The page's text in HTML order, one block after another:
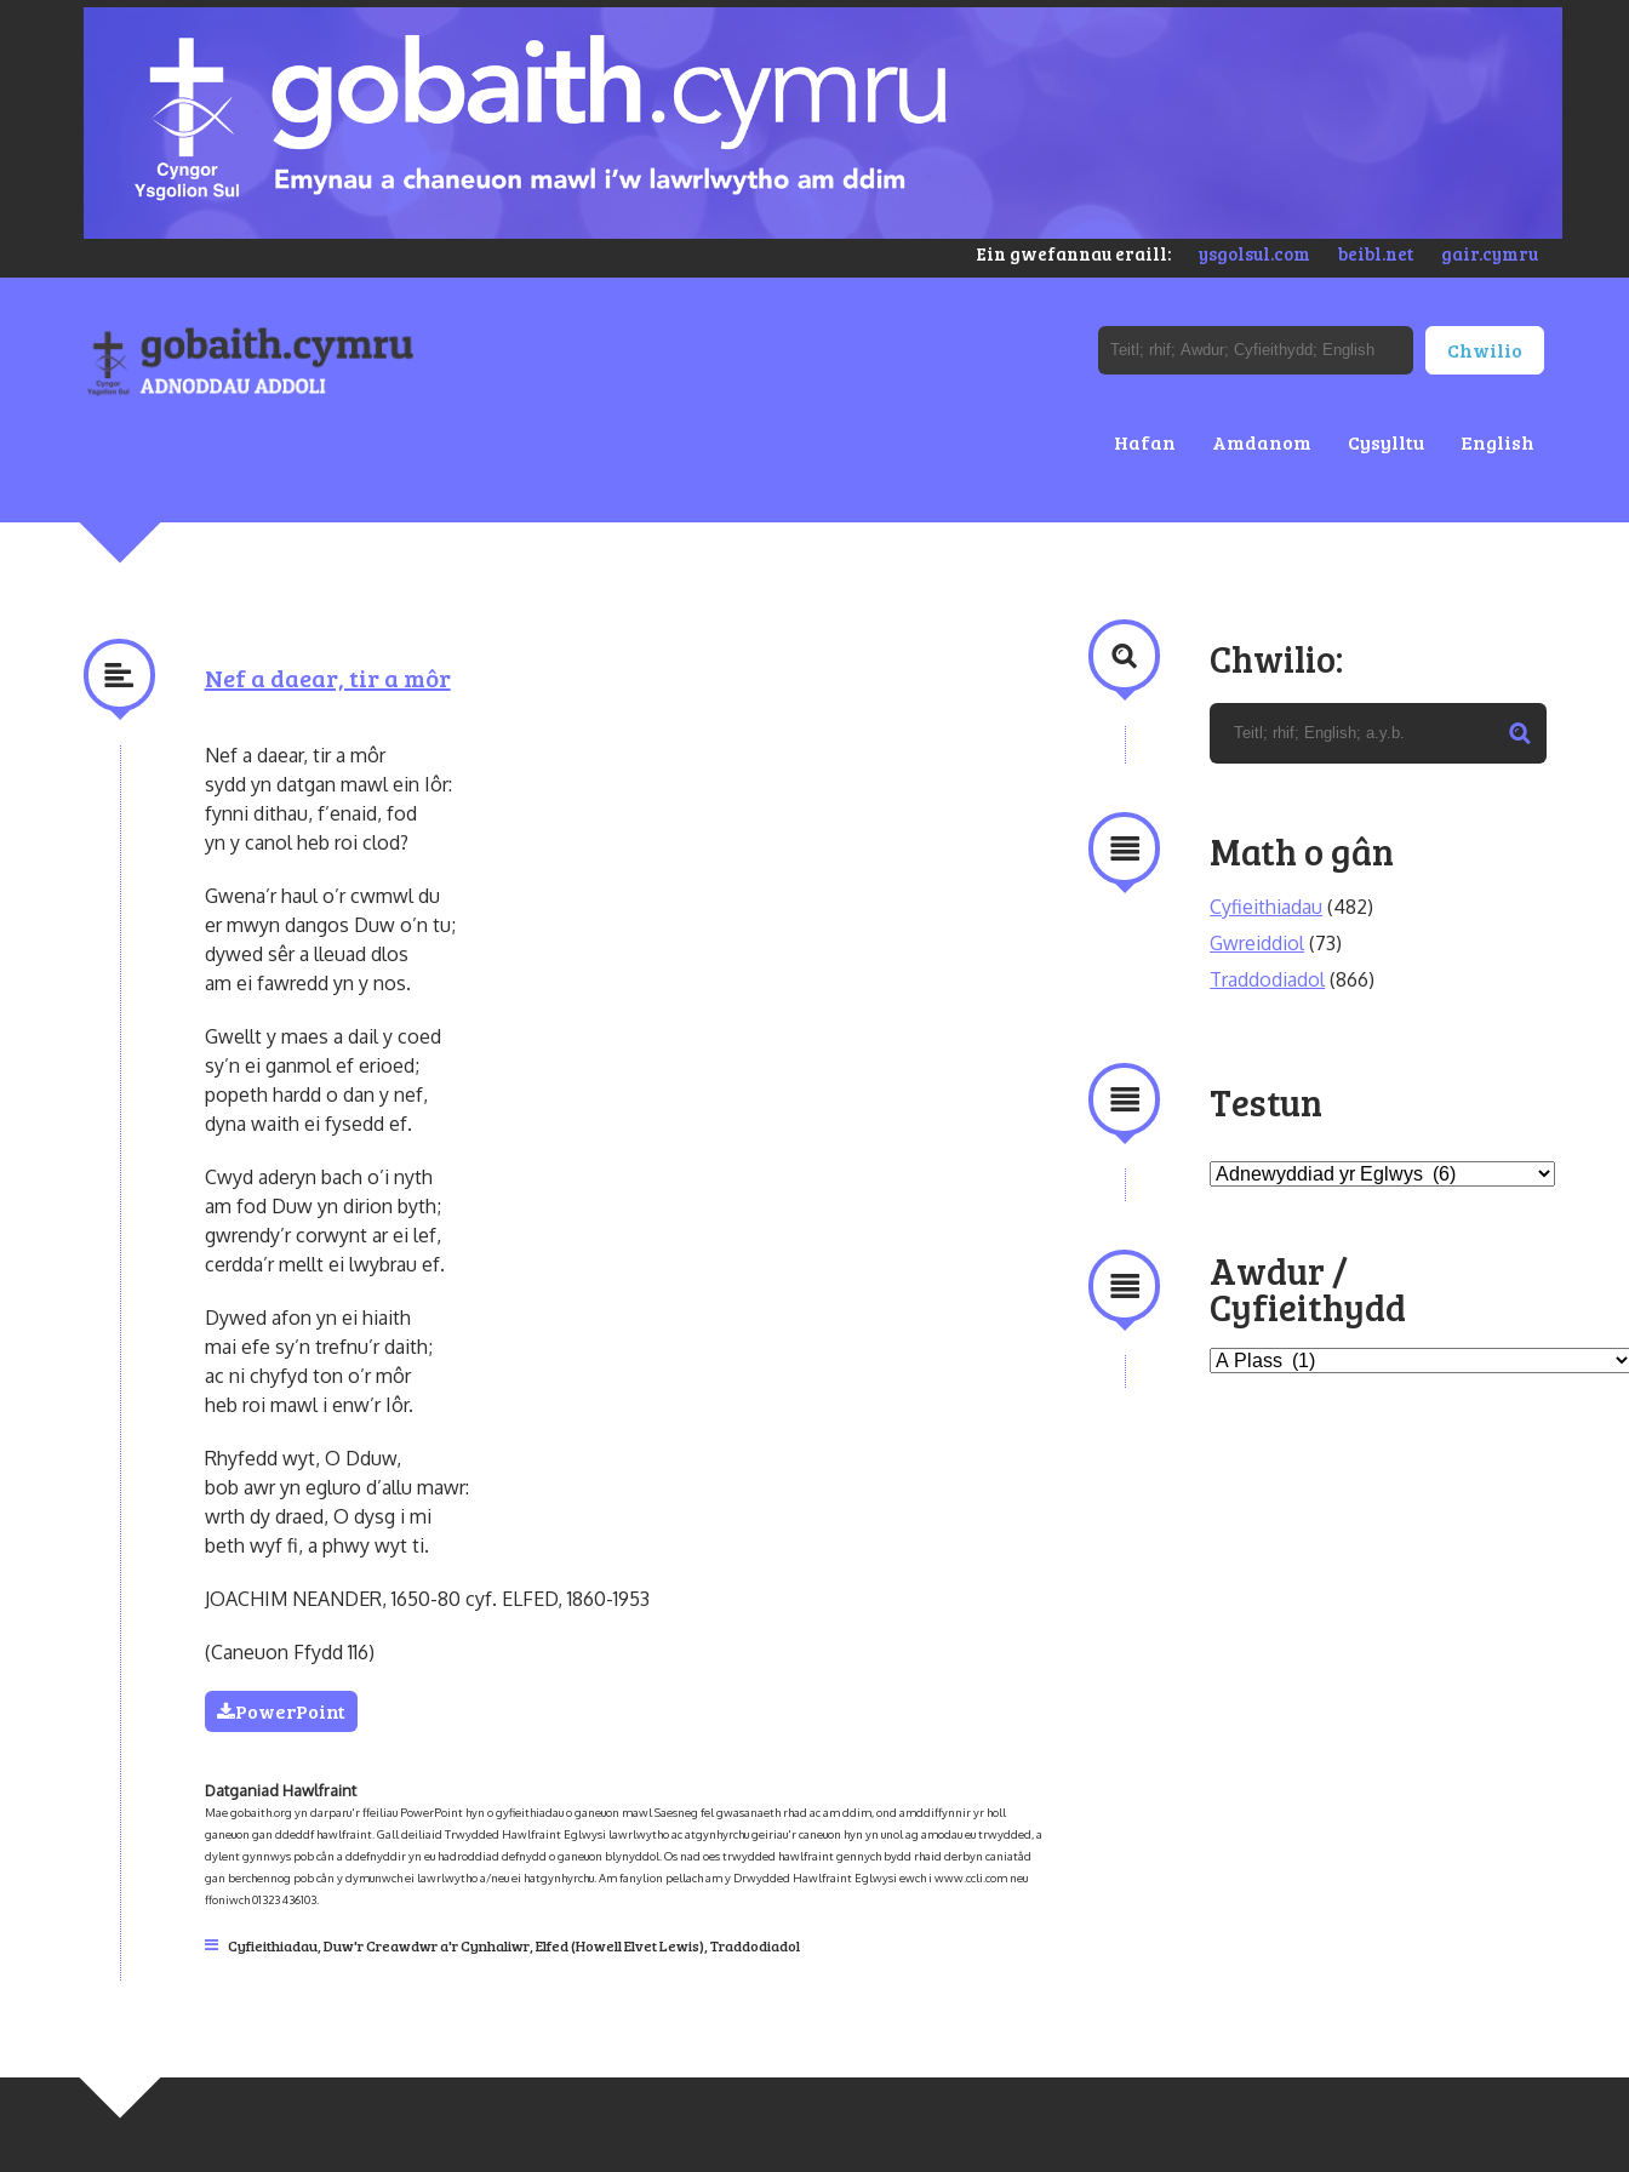
Ein gwefannau eraill: ysgolsul.com beibl.net gair.cymru
Hafan Amdanom Cysylltu English
Nef a daear, tir a môr
Nef a daear, tir a môr
sydd yn datgan mawl ein Iôr:
fynni dithau, f’enaid, fod
yn y canol heb roi clod?
Gwena’r haul o’r cwmwl du
er mwyn dangos Duw o’n tu;
dywed sêr a lleuad dlos
am ei fawredd yn y nos.
Gwellt y maes a dail y coed
sy’n ei ganmol ef erioed;
popeth hardd o dan y nef,
dyna waith ei fysedd ef.
Cwyd aderyn bach o’i nyth
am fod Duw yn dirion byth;
gwrendy’r corwynt ar ei lef,
cerdda’r mellt ei lwybrau ef.
Dywed afon yn ei hiaith
mai efe sy’n trefnu’r daith;
ac ni chyfyd ton o’r môr
heb roi mawl i enw’r Iôr.
Rhyfedd wyt, O Dduw,
bob awr yn egluro d’allu mawr:
wrth dy draed, O dysg i mi
beth wyf fi, a phwy wyt ti.
JOACHIM NEANDER, 1650-80 cyf. ELFED, 1860-1953
(Caneuon Ffydd 116)
PowerPoint
Datganiad Hawlfraint
Mae gobaith.org yn darparu'r ffeiliau PowerPoint hyn o gyfieithiadau o ganeuon mawl Saesneg fel gwasanaeth rhad ac am ddim, ond amddiffynnir yr holl
ganeuon gan ddeddf hawlfraint. Gall deiliaid Trwydded Hawlfraint Eglwysi lawrlwytho ac atgynhyrchu geiriau'r caneuon hyn yn unol ag amodau eu trwydded, a
dylent gynnwys pob cân a ddefnyddir yn eu hadroddiad defnydd o ganeuon blynyddol. Os nad oes trwydded hawlfraint gennych bydd rhaid derbyn caniatâd
gan berchennog pob cân y dymunwch ei lawrlwytho a/neu ei hatgynhyrchu. Am fanylion pellach am y Drwydded Hawlfraint Eglwysi ewch i www.ccli.com neu
ffoniwch 01323 436103.
Cyfieithiadau, Duw'r Creawdwr a'r Cynhaliwr, Elfed (Howell Elvet Lewis), Traddodiadol
Chwilio:
Math o gân
Cyfieithiadau (482)
Gwreiddiol (73)
Traddodiadol (866)
Testun
Awdur /
Cyfieithydd